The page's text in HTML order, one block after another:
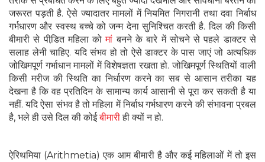
जरूरत पड़ती है. ऐसे ज्यादातर मामलों में नियमित निगरानी तथा दवा निर्बाध
गर्भधारण और स्वस्थ बच्चे को जन्म देना सुनिश्चित करती है. दिल की किसी
बीमारी से पीडि़त महिला कोमां बनने के बारे में सोचने से पहले डाक्टर से
सलाह लेनी चाहिए. यदि संभव हो तो ऐसे डाक्टर के पास जाएं जो अत्यधिक
जोखिमपूर्ण गर्भाधान मामलों में विशेषज्ञता रखता हो. जोखिमपूर्ण स्थितियों वाली
किसी मरीज की स्थिति का निर्धारण करने का सब से आसान तरीका यह
देखना है कि वह प्रतिदिन के सामान्य कार्य आसानी से पूरा कर सकती है या
नहीं. यदि ऐसा संभव है तो महिला में निर्बाध गर्भधारण करने की संभावना प्रबल
है, भले ही उसे दिल की कोईबीमारीही क्यों न हो.
ऐरिथमिया (Arithmetia) एक आम बीमारी है और कई महिलाओं में तो इस